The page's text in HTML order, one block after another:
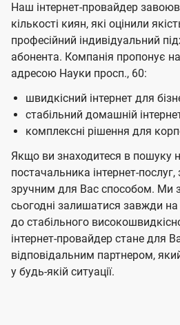
Наш інтернет-провайдер
кількості киян, які оцінили
професійний індивідуальний
абонента. Компанія пропонує
адресою Науки просп., 60:
швидкісний інтернет для
стабільний домашній
комплексні рішення для
Якщо ви знаходитеся в пошуку
постачальника інтернет-послуг,
зручним для Вас способом. Ми
сьогодні залишатися завжди на
до стабільного
інтернет-провайдер стане для
відповідальним партнером,
у будь-якій ситуації.